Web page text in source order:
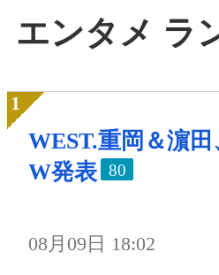
エンタメ ラ
WEST.重岡＆濵
W発表
80
08月09日 18:02